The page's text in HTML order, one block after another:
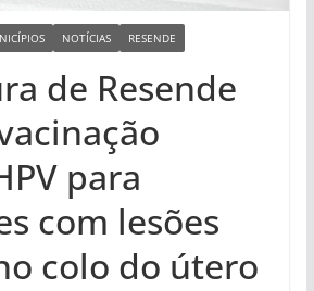
NOTÍCIAS RESENDE
de Resende
para
com lesões
colo do útero